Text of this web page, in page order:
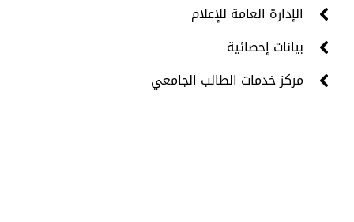
الإدارة العامة للإعلام
بيانات إحصائية
مركز خدمات الطالب الجامعي